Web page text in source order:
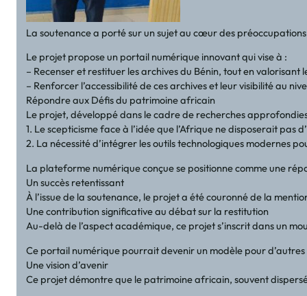
La soutenance a porté sur un sujet au cœur des
Le projet propose un portail numérique innovant qui vise à :
– Recenser et restituer les archives du Bénin, tout en
– Renforcer l’accessibilité de ces archives et leur visibilité au
Répondre aux Défis du patrimoine africain
Le projet, développé dans le cadre de recherches
1. Le scepticisme face à l’idée que l’Afrique ne disposerait
2. La nécessité d’intégrer les outils technologiques modernes
La plateforme numérique conçue se positionne comme une
Un succès retentissant
À l’issue de la soutenance, le projet a été couronné de la
Une contribution significative au débat sur la restitution
Au-delà de l’aspect académique, ce projet s’inscrit dans un
Ce portail numérique pourrait devenir un modèle pour
Une vision d’avenir
Ce projet démontre que le patrimoine africain, souvent